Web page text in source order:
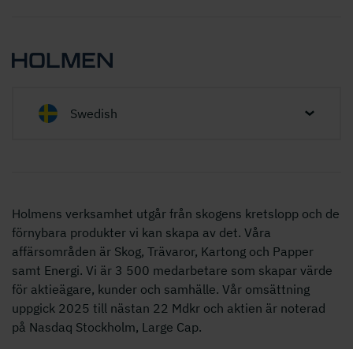
Swedish
Holmens verksamhet utgår från skogens kretslopp och de
förnybara produkter vi kan skapa av det. Våra
affärsområden är Skog, Trävaror, Kartong och Papper
samt Energi. Vi är 3 500 medarbetare som skapar värde
för aktieägare, kunder och samhälle. Vår omsättning
uppgick 2025 till nästan 22 Mdkr och aktien är noterad
på Nasdaq Stockholm, Large Cap.